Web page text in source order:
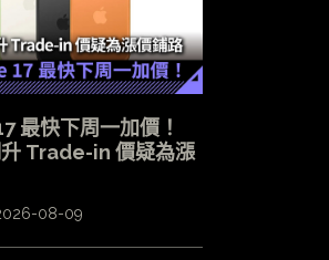
最快下周一加價！
Trade-in 價疑為漲
08-09